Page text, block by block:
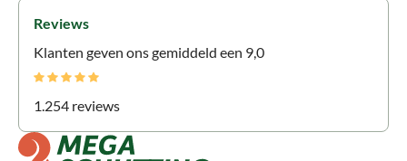
Reviews
Klanten geven ons gemiddeld een 9,0
1.254 reviews